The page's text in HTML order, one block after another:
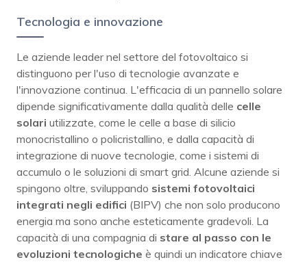
Tecnologia e innovazione
Le aziende leader nel settore del fotovoltaico si
distinguono per l'uso di tecnologie avanzate e
l'innovazione continua. L'efficacia di un pannello solare
dipende significativamente dalla qualità delle celle
solari utilizzate, come le celle a base di silicio
monocristallino o policristallino, e dalla capacità di
integrazione di nuove tecnologie, come i sistemi di
accumulo o le soluzioni di smart grid. Alcune aziende si
spingono oltre, sviluppando sistemi fotovoltaici
integrati negli edifici (BIPV) che non solo producono
energia ma sono anche esteticamente gradevoli. La
capacità di una compagnia di stare al passo con le
evoluzioni tecnologiche è quindi un indicatore chiave